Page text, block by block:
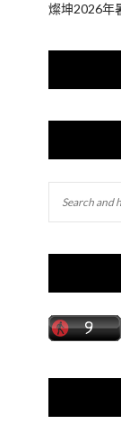
燦坤2026年